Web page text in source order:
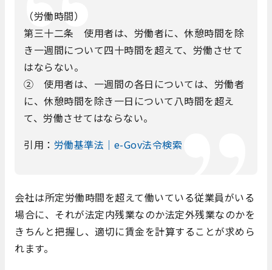
（労働時間）
第三十二条 使用者は、労働者に、休憩時間を除
き一週間について四十時間を超えて、労働させて
はならない。
② 使用者は、一週間の各日については、労働者
に、休憩時間を除き一日について八時間を超え
て、労働させてはならない。
引用： 労働基準法｜e-Gov法令検索
会社は所定労働時間を超えて働いている従業員がいる
場合に、それが法定内残業なのか法定外残業なのかを
きちんと把握し、適切に賃金を計算することが求めら
れます。